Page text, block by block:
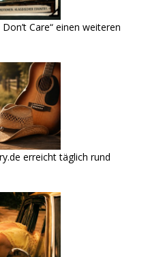
Care“ einen weiteren
erreicht täglich rund